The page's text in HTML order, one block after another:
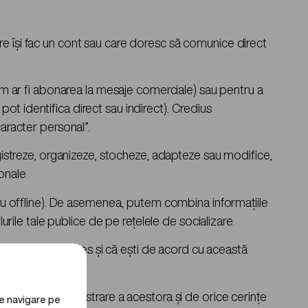
își fac un cont sau care doresc să comunice direct
ar fi abonarea la mesaje comerciale) sau pentru a
identifica direct sau indirect). Credius
personal”.
organizeze, stocheze, adapteze sau modifice,
offline). De asemenea, putem combina informațiile
tale publice de pe rețelele de socializare.
ai citit, înțeles și că ești de acord cu această
legale de păstrare a acestora și de orice cerințe
navigare pe